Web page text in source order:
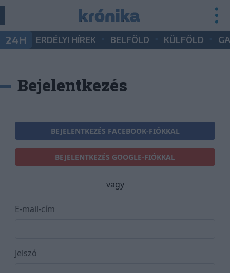
24H ERDÉLYI HÍREK BELFÖLD KÜLFÖLD
Bejelentkezés
BEJELENTKEZÉS FACEBOOK-FIÓKKAL
BEJELENTKEZÉS GOOGLE-FIÓKKAL
vagy
E-mail-cím
Jelszó